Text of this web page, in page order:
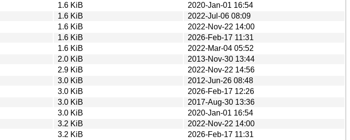
1.6 KiB
2020-Jan-01 16:54
1.6 KiB
2022-Jul-06 08:09
1.6 KiB
2022-Nov-22 14:00
1.6 KiB
2026-Feb-17 11:31
1.6 KiB
2022-Mar-04 05:52
2.0 KiB
2013-Nov-30 13:44
2.9 KiB
2022-Nov-22 14:56
3.0 KiB
2012-Jun-26 08:48
3.0 KiB
2026-Feb-17 12:26
3.0 KiB
2017-Aug-30 13:36
3.0 KiB
2020-Jan-01 16:54
3.2 KiB
2022-Nov-22 14:00
3.2 KiB
2026-Feb-17 11:31